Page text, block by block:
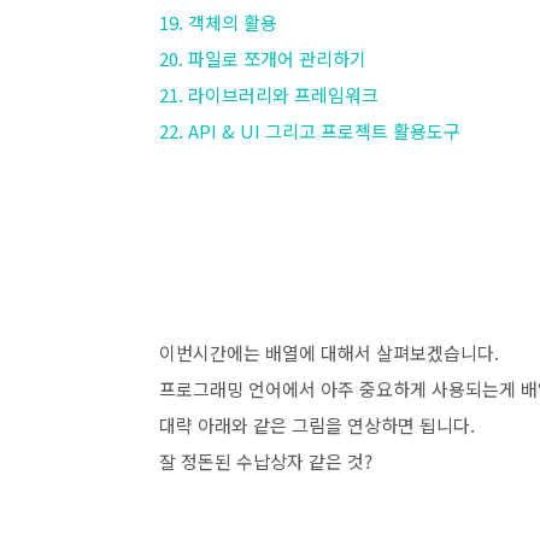
19. 객체의 활용
20. 파일로 쪼개어 관리하기
21. 라이브러리와 프레임워크
22. API & UI 그리고 프로젝트 활용도구
이번시간에는 배열에 대해서 살펴보겠습니다.
프로그래밍 언어에서 아주 중요하게 사용되는게
대략 아래와 같은 그림을 연상하면 됩니다.
잘 정돈된 수납상자 같은 것?